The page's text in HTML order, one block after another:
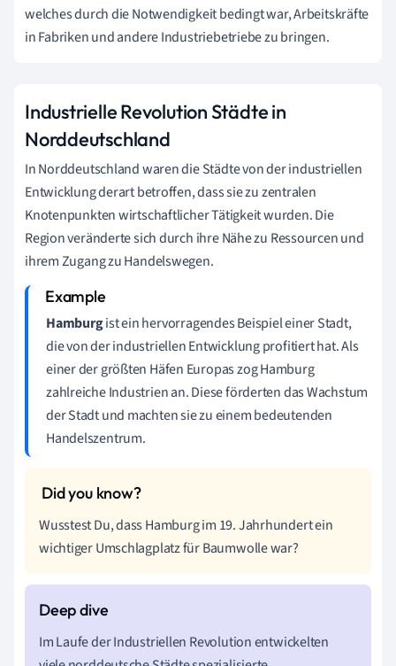
welches durch die Notwendigkeit bedingt war, Arbeitskräfte
in Fabriken und andere Industriebetriebe zu bringen.
Industrielle Revolution Städte in
Norddeutschland
In Norddeutschland waren die Städte von der industriellen
Entwicklung derart betroffen, dass sie zu zentralen
Knotenpunkten wirtschaftlicher Tätigkeit wurden. Die
Region veränderte sich durch ihre Nähe zu Ressourcen und
ihrem Zugang zu Handelswegen.
Hamburgist ein hervorragendes Beispiel einer Stadt,
die von der industriellen Entwicklung profitiert hat. Als
einer der größten Häfen Europas zog Hamburg
zahlreiche Industrien an. Diese förderten das Wachstum
der Stadt und machten sie zu einem bedeutenden
Handelszentrum.
Wusstest Du, dass Hamburg im 19. Jahrhundert ein
wichtiger Umschlagplatz für Baumwolle war?
Im Laufe der Industriellen Revolution entwickelten